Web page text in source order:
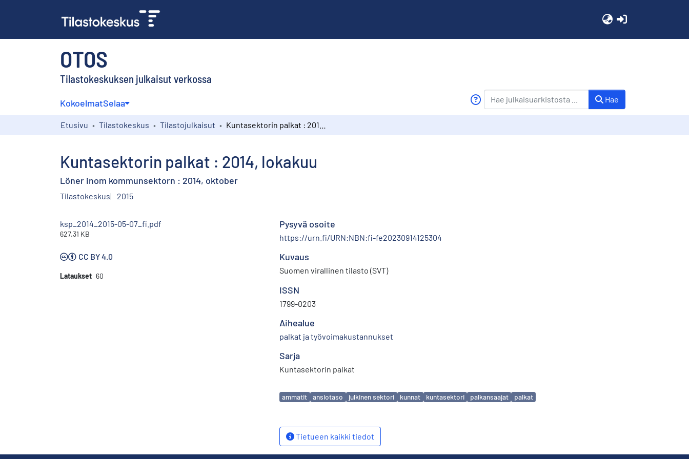
OTOS
Tilastokeskuksen julkaisut verkossa
KokoelmatSelaa Hae
Etusivu Tilastokeskus Tilastojulkaisut
Kuntasektorin palkat : 2014, lokakuu
Löner inom kommunsektorn : 2014, oktober
Tilastokeskus 2015
ksp_2014_2015-05-07_fi.pdf
627.31 KB
CC BY 4.0
Lataukset 60
Pysyvä osoite
https://urn.fi/URN:NBN:fi-fe20230914125304
Kuvaus
Suomen virallinen tilasto (SVT)
ISSN
1799-0203
Aihealue
palkat ja työvoimakustannukset
Sarja
Kuntasektorin palkat
Avainsanat
ammatit ansiotaso julkinen sektori kunnat kuntasektori palkansaajat palkat
Tietueen kaikki tiedot